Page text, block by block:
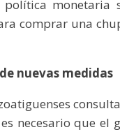
monetaria
comprar una
nuevas medidas
necesario que el